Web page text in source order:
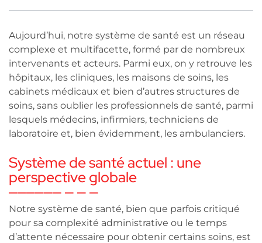
Aujourd’hui, notre système de santé est un réseau
complexe et multifacette, formé par de nombreux
intervenants et acteurs. Parmi eux, on y retrouve les
hôpitaux, les cliniques, les maisons de soins, les
cabinets médicaux et bien d’autres structures de
soins, sans oublier les professionnels de santé, parmi
lesquels médecins, infirmiers, techniciens de
laboratoire et, bien évidemment, les ambulanciers.
Système de santé actuel : une
perspective globale
Notre système de santé, bien que parfois critiqué
pour sa complexité administrative ou le temps
d’attente nécessaire pour obtenir certains soins, est